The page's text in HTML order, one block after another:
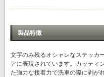
製品特徴
文字のみ残るオシャレなステッカ
アに表現されています。カッティ
た強力な接着力で洗車の際に剥が